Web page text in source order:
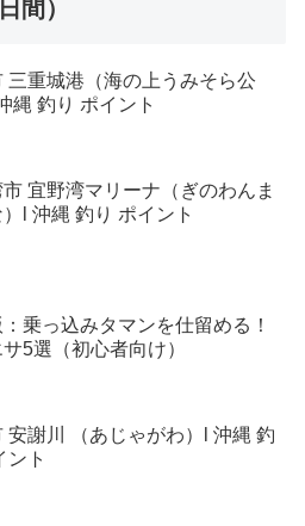
間）
三重城港（海の上うみそら公
縄 釣り ポイント
宜野湾マリーナ（ぎのわんま
）l 沖縄 釣り ポイント
乗っ込みタマンを仕留める！
5選（初心者向け）
安謝川 （あじゃがわ）l 沖縄 釣
ント